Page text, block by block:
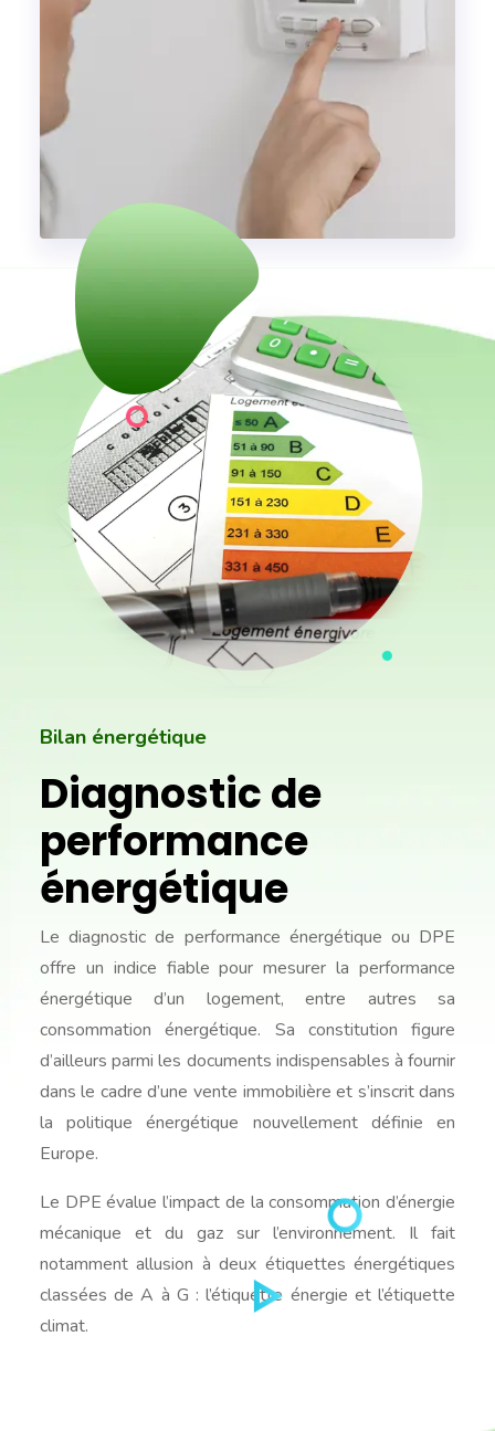
Bilan énergétique
Diagnostic de
performance
énergétique
Le diagnostic de performance énergétique ou DPE
offre un indice fiable pour mesurer la performance
énergétique d’un logement, entre autres sa
consommation énergétique. Sa constitution figure
d’ailleurs parmi les documents indispensables à fournir
dans le cadre d’une vente immobilière et s’inscrit dans
la politique énergétique nouvellement définie en
Europe.
Le DPE évalue l’impact de la consommation d’énergie
mécanique et du gaz sur l’environnement. Il fait
notamment allusion à deux étiquettes énergétiques
classées de A à G : l’étiquette énergie et l’étiquette
climat.